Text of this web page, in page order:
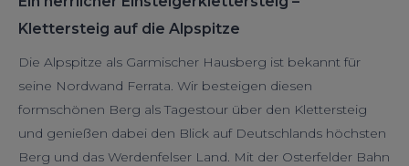
Klettersteig auf die Alpspitze
Die Alpspitze als Garmischer Hausberg ist bekannt für
seine Nordwand Ferrata. Wir besteigen diesen
formschönen Berg als Tagestour über den Klettersteig
und genießen dabei den Blick auf Deutschlands höchsten
Berg und das Werdenfelser Land. Mit der Osterfelder Bahn